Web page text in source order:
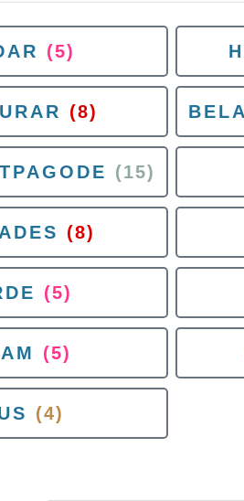
(5)
(8)
(15)
(8)
(5)
(5)
(4)